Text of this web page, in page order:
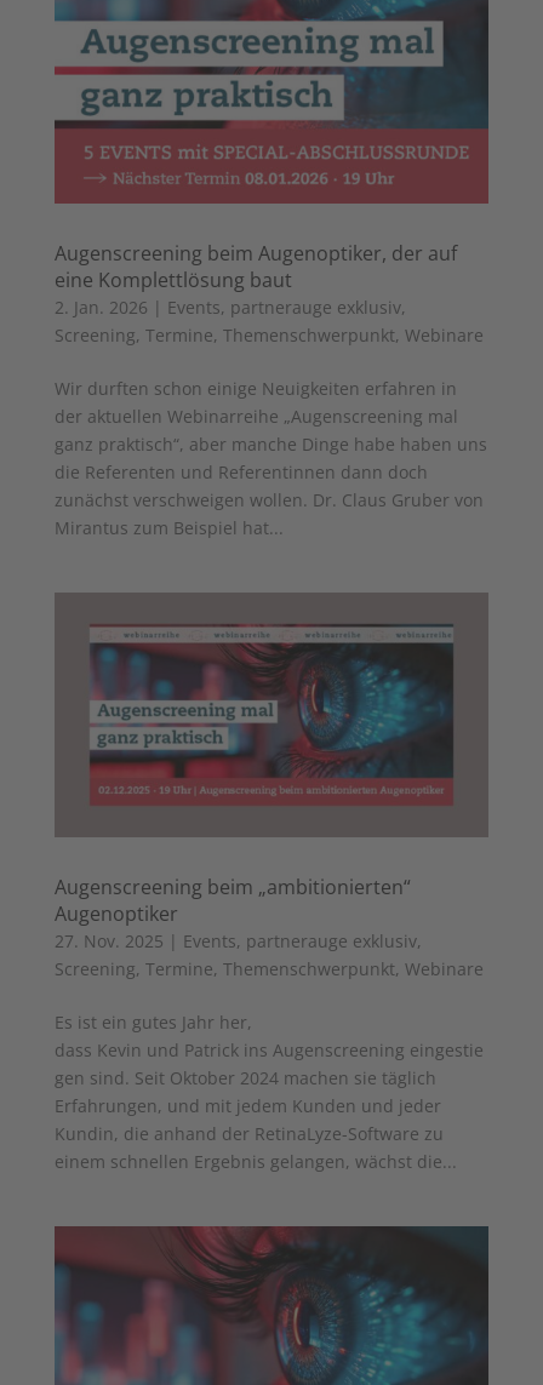
Augenscreening beim Augenoptiker, der auf
eine Komplett­lösung baut
2. Jan. 2026 | Events, partnerauge exklusiv,
Screening, Termine, Themenschwerpunkt, Webinare
Wir durften schon einige Neuigkeiten erfahren in
der aktuellen Webinarreihe „Augenscreening mal
ganz praktisch“, aber manche Dinge habe haben uns
die Referenten und Referentinnen dann doch
zunächst verschweigen wollen. Dr. Claus Gruber von
Mirantus zum Beispiel hat...
Augenscreening beim „ambitionierten“
Augenoptiker
27. Nov. 2025 | Events, partnerauge exklusiv,
Screening, Termine, Themenschwerpunkt, Webinare
Es ist ein gutes Jahr her,
dass Kevin und Patrick ins Augenscreening eingestie
gen sind. Seit Oktober 2024 machen sie täglich
Erfahrungen, und mit jedem Kunden und jeder
Kundin, die anhand der RetinaLyze-Software zu
einem schnellen Ergebnis gelangen, wächst die...